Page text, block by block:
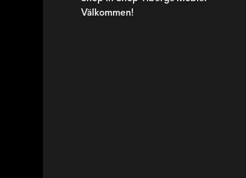
Välkommen!